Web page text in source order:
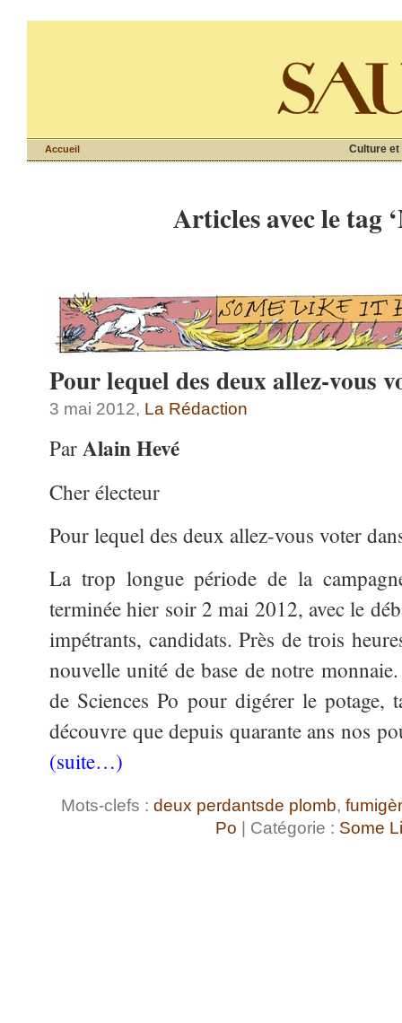
Culture et
Accueil
Articles avec le tag
Pour lequel des deux allez-vous
3 mai 2012, La Rédaction
ParAlain Hevé
Cher électeur
Pour lequel des deux allez-vous voter
La trop longue période de la
terminée hier soir 2 mai 2012, avec le
impétrants, candidats. Près de trois
nouvelle unité de base de notre
de Sciences Po pour digérer le potage,
découvre que depuis quarante ans nos
(suite…)
Mots-clefs : deux perdantsde plomb,
Po | Catégorie : Some